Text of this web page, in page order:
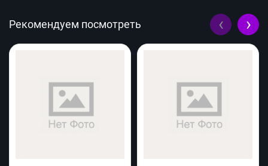
Рекомендуем посмотреть ‹ ›